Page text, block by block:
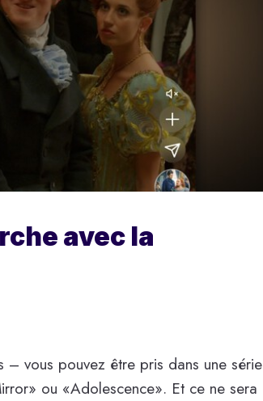
avec la
– vous pouvez être pris dans une série
ou «Adolescence». Et ce ne sera